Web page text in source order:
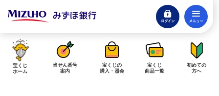
ログイン
閉じる
みずほダイレクトログイン
宝くじ
ホーム
当せん番号
案内
宝くじの
購入・照会
宝くじ
商品一覧
初めての
方へ